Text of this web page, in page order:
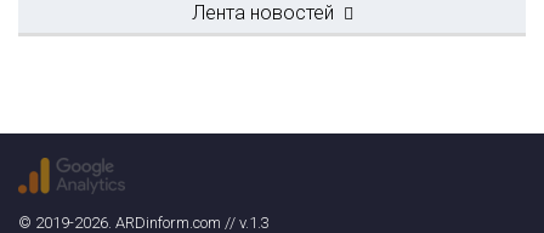
Лента новостей
© 2019-2026. ARDinform.com // v.1.3